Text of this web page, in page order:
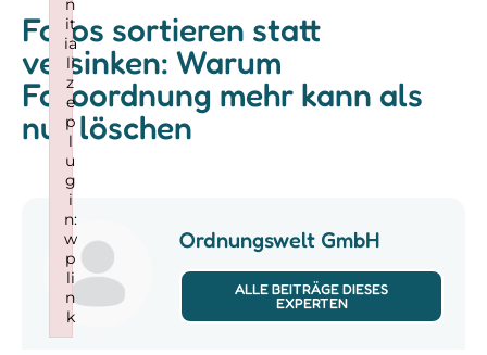
Fotos sortieren statt
versinken: Warum
Fotoordnung mehr kann als
nur löschen
Ordnungswelt GmbH
ALLE BEITRÄGE DIESES
EXPERTEN
n
it
ia
li
z
e
p
l
u
g
i
n:
w
p
li
n
k
Failed to initialize plugin: wplink